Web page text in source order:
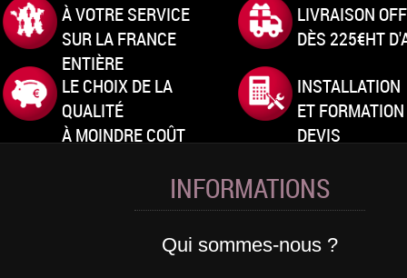
À VOTRE SERVICE
SUR LA FRANCE
ENTIÈRE
LIVRAISON
DÈS 225€HT
LE CHOIX DE LA
QUALITÉ
À MOINDRE COÛT
INSTALLATION
ET
DEVIS
INFORMATIONS
Qui sommes-nous ?